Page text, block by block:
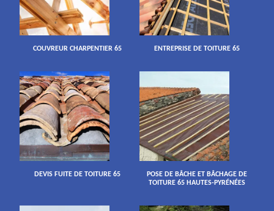
COUVREUR CHARPENTIER 65 ENTREPRISE DE TOITURE 65
DEVIS FUITE DE TOITURE 65
POSE DE BÂCHE ET BÂCHAGE DE
TOITURE 65 HAUTES-PYRÉNÉES